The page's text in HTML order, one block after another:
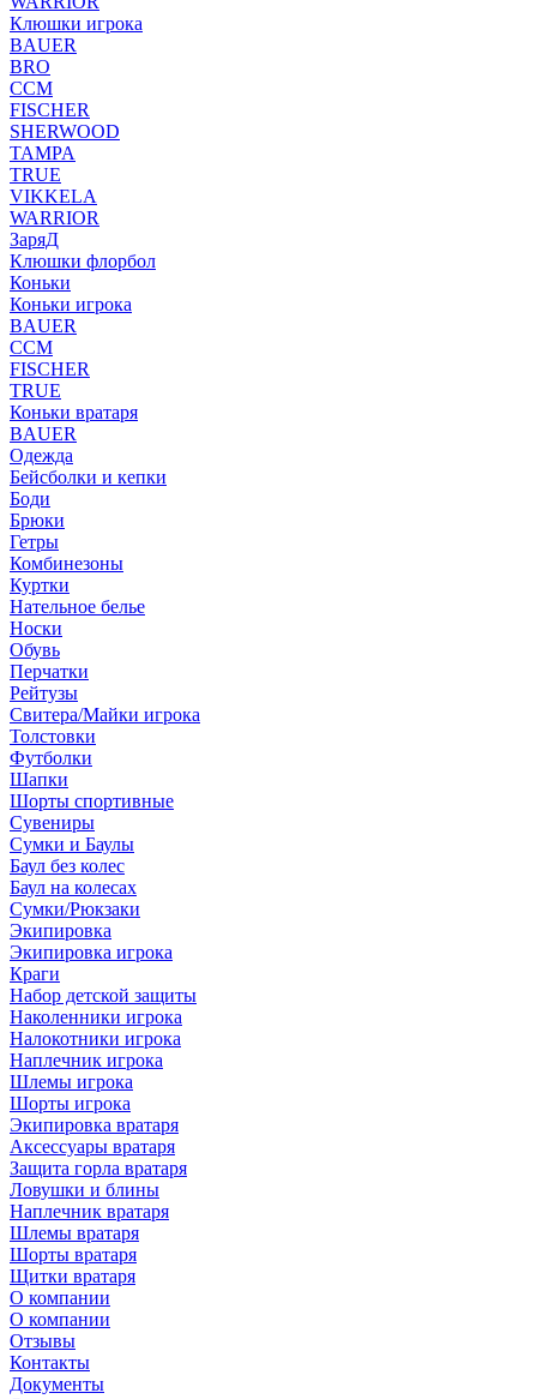
Клюшки игрока
BAUER
BRO
CCM
FISCHER
SHERWOOD
TAMPA
TRUE
VIKKELA
WARRIOR
ЗаряД
Клюшки флорбол
Коньки
Коньки игрока
BAUER
CCM
FISCHER
TRUE
Коньки вратаря
BAUER
Одежда
Бейсболки и кепки
Боди
Брюки
Гетры
Комбинезоны
Куртки
Нательное белье
Носки
Обувь
Перчатки
Рейтузы
Свитера/Майки игрока
Толстовки
Футболки
Шапки
Шорты спортивные
Сувениры
Сумки и Баулы
Баул без колес
Баул на колесах
Сумки/Рюкзаки
Экипировка
Экипировка игрока
Краги
Набор детской защиты
Наколенники игрока
Налокотники игрока
Наплечник игрока
Шлемы игрока
Шорты игрока
Экипировка вратаря
Аксессуары вратаря
Защита горла вратаря
Ловушки и блины
Наплечник вратаря
Шлемы вратаря
Шорты вратаря
Щитки вратаря
О компании
О компании
Отзывы
Контакты
Документы